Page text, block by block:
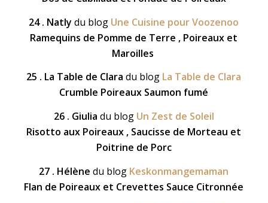
24 . Natlydu blog Une Cuisine pour Voozenoo
Ramequins de Pomme de Terre , Poireaux et
Maroilles
25 . La Table de Claradu blog La Table de Clara
Crumble Poireaux Saumon fumé
26 . Giulia du blog Un Zest de Soleil
Risotto aux Poireaux , Saucisse de Morteau et
Poitrine de Porc
27 . Hélène du blog Keskonmangemaman
Flan de Poireaux et Crevettes Sauce Citronnée